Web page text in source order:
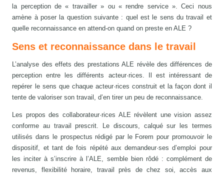
la perception de « travailler » ou « rendre service ». Ceci nous
amène à poser la question suivante : quel est le sens du travail et
quelle reconnaissance en attend-on quand on preste en ALE ?
Sens et reconnaissance dans le travail
L’analyse des effets des prestations ALE révèle des différences de
perception entre les différents acteur·rices. Il est intéressant de
repérer le sens que chaque acteur·rices construit et la façon dont il
tente de valoriser son travail, d’en tirer un peu de reconnaissance.
Les propos des collaborateur·rices ALE révèlent une vision assez
conforme au travail prescrit. Le discours, calqué sur les termes
utilisés dans le prospectus rédigé par le Forem pour promouvoir le
dispositif, et tant de fois répété aux demandeur·ses d’emploi pour
les inciter à s’inscrire à l’ALE, semble bien rôdé : complément de
revenus, flexibilité horaire, travail près de chez soi, accès aux